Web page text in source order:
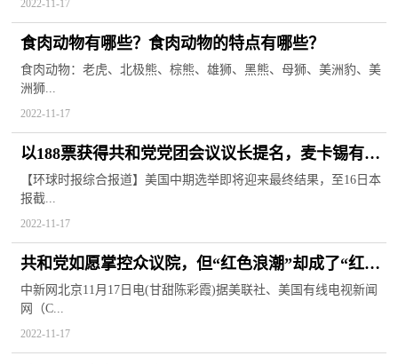
2022-11-17
食肉动物有哪些？食肉动物的特点有哪些？
食肉动物：老虎、北极熊、棕熊、雄狮、黑熊、母狮、美洲豹、美
洲狮...
2022-11-17
以188票获得共和党党团会议议长提名，麦卡锡有望
任美国众议长
【环球时报综合报道】美国中期选举即将迎来最终结果，至16日本
报截...
2022-11-17
共和党如愿掌控众议院，但“红色浪潮”却成了“红色
涟漪”
中新网北京11月17日电(甘甜陈彩霞)据美联社、美国有线电视新闻
网（C...
2022-11-17